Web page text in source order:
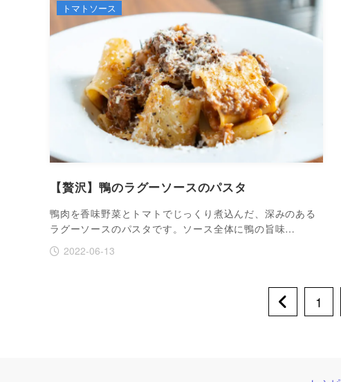
【贅沢】鴨のラグーソースのパスタ
鴨肉を香味野菜とトマトでじっくり煮込んだ、深みのある
ラグーソースのパスタです。ソース全体に鴨の旨味…
2022-06-13
トマトソース
1